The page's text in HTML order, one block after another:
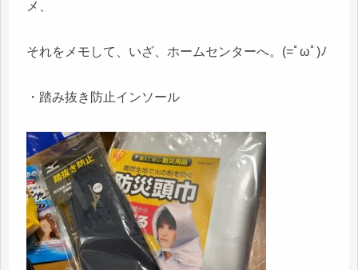
メ、
それをメモして、いざ、ホームセンターへ。(=ﾟωﾟ)ﾉ
・踏み抜き防止インソール